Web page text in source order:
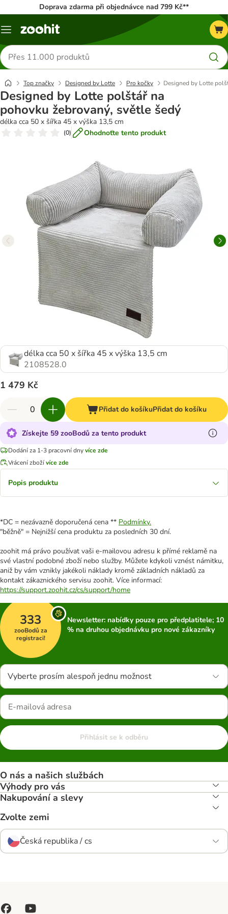
Doprava zdarma při objednávce nad 799 Kč**
Menu
Hledat
produkty
Top značky Designed by Lotte Pro kočky Designed by Lotte
Designed by Lotte polštář na
pohovku žebrovaný, světle šedý
délka cca 50 x šířka 45 x výška 13,5 cm
(0) Ohodnoťte tento produkt
délka cca 50 x šířka 45 x výška 13,5 cm
2108528.0
1 479 Kč
Přidat do košíkuPřidat do košíku
Získejte 59 zooBodů za tento produkt
Dodání za 1-3 pracovní dnyvíce zde
Vrácení zbožívíce zde
Popis produktu
*DC = nezávazně doporučená cena ** Podmínky.
"běžně" = Nejnižší cena produktu za posledních 30 dní.
zoohit má právo používat vaši e-mailovou adresu k přímé reklamě na
své vlastní podobné zboží nebo služby. Můžete kdykoli vznést námitku,
aniž by vám vznikly jakékoli náklady kromě základních nákladů za
kontakt zákaznického servisu zoohit. Více informací:
https://support.zoohit.cz/cs/support/home
333
zooBodů za
registraci!
Newsletter: nabídky pouze pro předplatitele; 10
% na druhou objednávku pro nové zákazníky
Vyberte prosím alespoň jednu možnost
Přihlásit se k odběru
O nás a našich službách
Výhody pro vás
Nakupování a slevy
Zvolte zemi
Česká republika / cs